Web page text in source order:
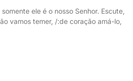
ele é o nosso Senhor. Escute,
vamos temer, /:de coração amá-lo,